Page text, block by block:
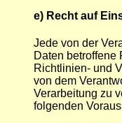
e) Recht auf
Jede von der
Daten betroffene
Richtlinien- und
von dem
Verarbeitung zu
folgenden